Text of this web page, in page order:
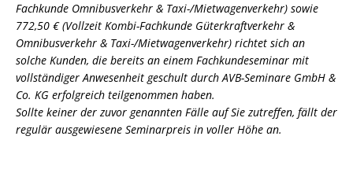
Fachkunde Omnibusverkehr & Taxi-/Mietwagenverkehr) sowie
772,50 € (Vollzeit Kombi-Fachkunde Güterkraftverkehr &
Omnibusverkehr & Taxi-/Mietwagenverkehr) richtet sich an
solche Kunden, die bereits an einem Fachkundeseminar mit
vollständiger Anwesenheit geschult durch AVB-Seminare GmbH &
Co. KG erfolgreich teilgenommen haben.
Sollte keiner der zuvor genannten Fälle auf Sie zutreffen, fällt der
regulär ausgewiesene Seminarpreis in voller Höhe an.